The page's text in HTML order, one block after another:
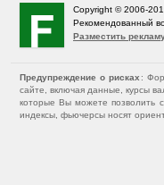
Copyright © 2006-
Рекомендованный
Разместить
Предупреждение о рисках :
сайте, включая данные, курсы
которые Вы можете позволить
индексы, фьючерсы носят